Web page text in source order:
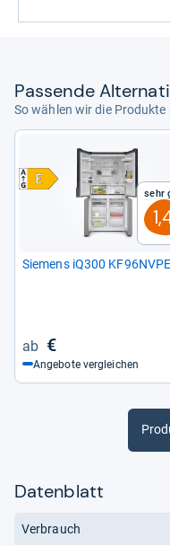
Pas­sende
So wählen wir die Produkte
Sehr
Sie­mens iQ300
€
Angebote vergleichen
Datenblatt
Verbrauch